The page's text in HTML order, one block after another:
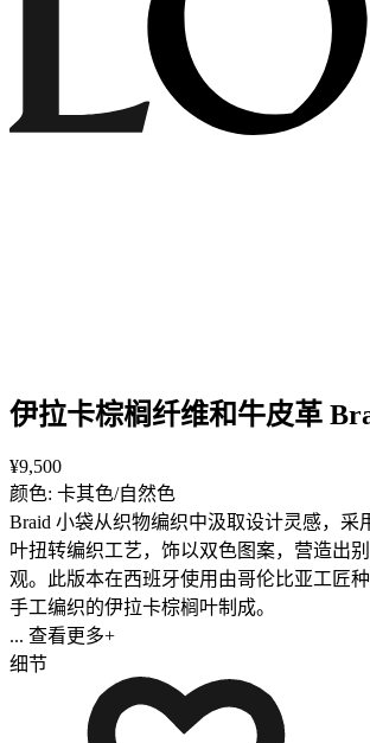
伊拉卡棕榈纤维和牛皮革
¥9,500
颜色: 卡其色/自然色
Braid 小袋从织物编织中汲取设计灵感，采
叶扭转编织工艺，饰以双色图案，营造出
观。此版本在西班牙使用由哥伦比亚工匠
手工编织的伊拉卡棕榈叶制成。
... 查看更多+
细节